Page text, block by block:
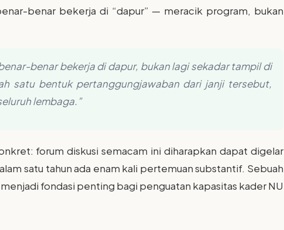
benar bekerja di “dapur” — meracik program, bukan
benar bekerja di dapur, bukan lagi sekadar tampil di
satu bentuk pertanggungjawaban dari janji tersebut,
lembaga.”
forum diskusi semacam ini diharapkan dapat digelar
satu tahun ada enam kali pertemuan substantif. Sebuah
fondasi penting bagi penguatan kapasitas kader NU